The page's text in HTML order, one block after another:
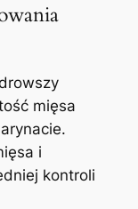
mięsa
i
kontroli